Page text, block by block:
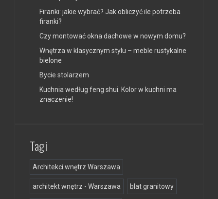
Firanki: jakie wybrać? Jak obliczyć ile potrzeba
firanki?
Czy montować okna dachowe w nowym domu?
Wnętrza w klasycznym stylu – meble rustykalne
bielone
Bycie stolarzem
Kuchnia według feng shui. Kolor w kuchni ma
znaczenie!
Tagi
Architekci wnętrz Warszawa
architekt wnętrz - Warszawa blat granitowy